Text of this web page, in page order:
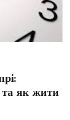
та як жити